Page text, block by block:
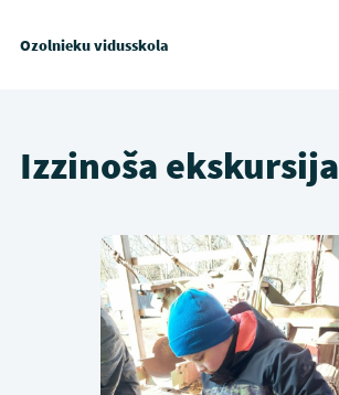
Ozolnieku vidusskola
Izzinoša ekskursija